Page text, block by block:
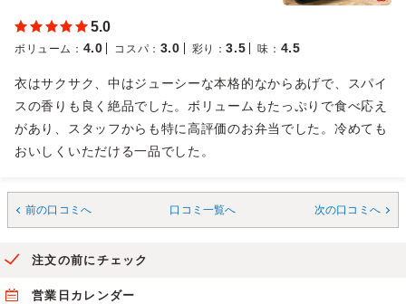
5.0
ボリューム ： 4.0 コスパ ： 3.0 彩り ：3.5 味 ： 4.5
衣はサクサク、中はジューシーな本格的なからあげで、スパイ
スの香りも良く絶品でした。ボリュームもたっぷりで食べ応え
があり、スタッフからも特に高評価のお弁当でした。冷めても
おいしくいただける一品でした。
前の口コミへ 口コミ一覧へ 次の口コミへ
注文の前にチェック
営業日カレンダー